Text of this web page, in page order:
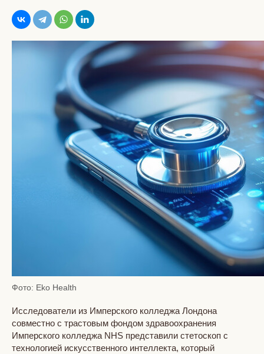
Фото: Eko Health
Исследователи из Имперского колледжа Лондона
совместно с трастовым фондом здравоохранения
Имперского колледжа NHS представили стетоскоп с
технологией искусственного интеллекта, который